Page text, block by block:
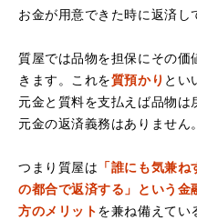
（大阪府堺市）電話対応の
でお世話になろうと思いま
た。
お金が用意できた時に返済し
質屋では品物を担保にその
きます。これを質預かり とい
元金と質料を支払えば品物
元金の返済義務はありません。
つまり質屋は 「誰にも気兼
の都合で返済する」という金
方のメリットを兼ね備えてい